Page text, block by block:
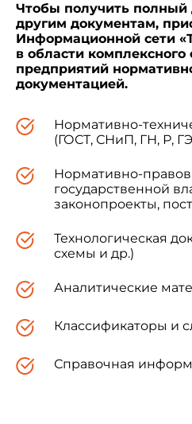
Чтобы получить полный
другим документам,
Информационной сети
в области комплексного
предприятий
документацией.
Нормативно-
(ГОСТ, СНиП, ГН, Р,
Нормативно-
государственной
законопроекты,
Технологическая
схемы и др.)
Аналитические
Классификаторы и
Справочная